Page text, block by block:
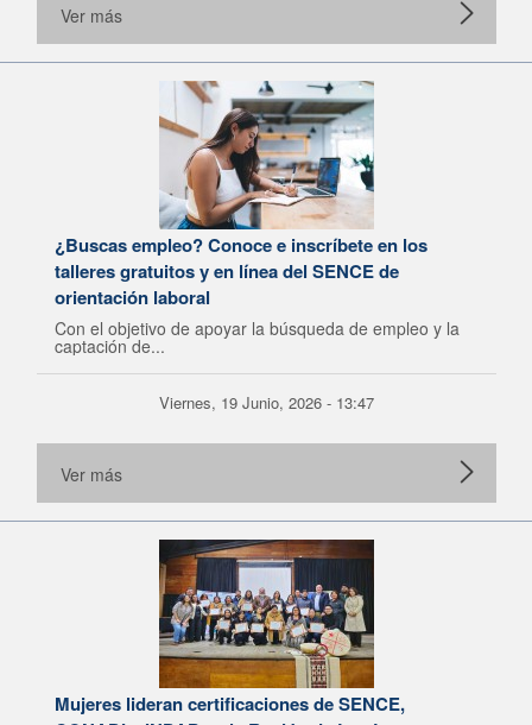
Ver más
¿Buscas empleo? Conoce e inscríbete en los
talleres gratuitos y en línea del SENCE de
orientación laboral
Con el objetivo de apoyar la búsqueda de empleo y la
captación de...
Viernes, 19 Junio, 2026 - 13:47
Ver más
Mujeres lideran certificaciones de SENCE,